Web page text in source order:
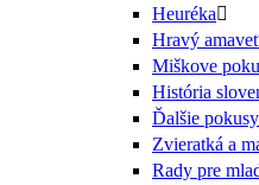
Heuréka
Hravý
Miškove
História
Ďalšie
Zvieratká a
Rady pre